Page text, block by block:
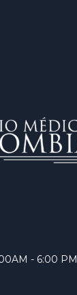
- 6:00 PM